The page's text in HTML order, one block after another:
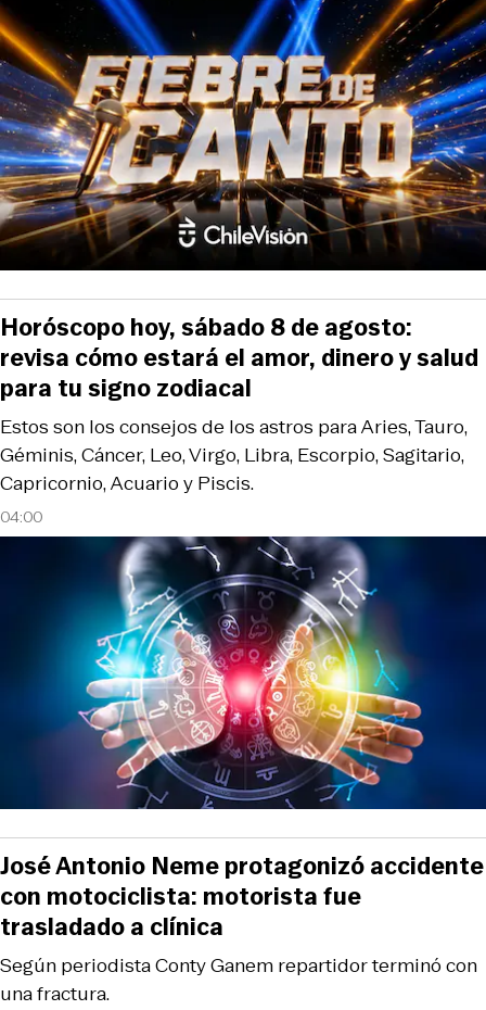
04:00
Estos son los consejos de los astros para Aries, Tauro,
Géminis, Cáncer, Leo, Virgo, Libra, Escorpio, Sagitario,
Capricornio, Acuario y Piscis.
Horóscopo hoy, sábado 8 de agosto:
revisa cómo estará el amor, dinero y salud
para tu signo zodiacal
Según periodista Conty Ganem repartidor terminó con
una fractura.
José Antonio Neme protagonizó accidente
con motociclista: motorista fue
trasladado a clínica